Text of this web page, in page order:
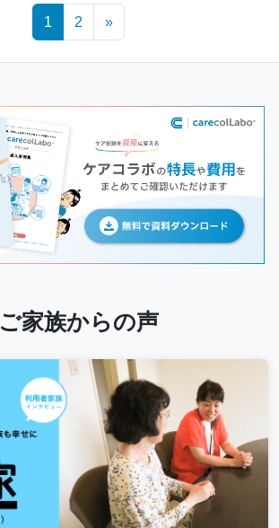
1 2 »
ご家族からの声